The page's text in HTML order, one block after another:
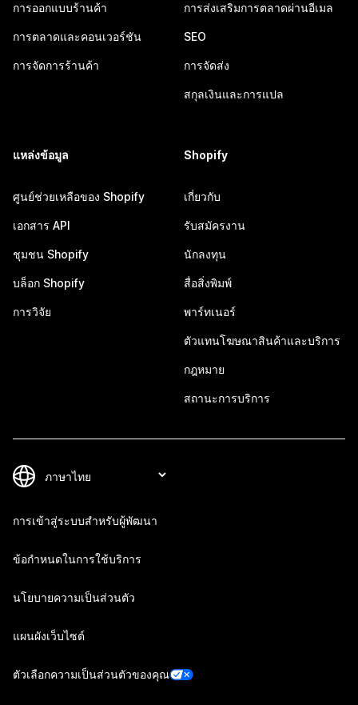
การออกแบบร้านค้า
การตลาดและคอนเวอร์ชัน
การจัดการร้านค้า
การส่งเสริมการตลาดผ่านอีเมล
SEO
การจัดส่ง
สกุลเงินและการแปล
แหล่งข้อมูล
ศูนย์ช่วยเหลือของ Shopify
เอกสาร API
ชุมชน Shopify
บล็อก Shopify
การวิจัย
Shopify
เกี่ยวกับ
รับสมัครงาน
นักลงทุน
สื่อสิ่งพิมพ์
พาร์ทเนอร์
ตัวแทนโฆษณาสินค้าและบริการ
กฎหมาย
สถานะการบริการ
การเข้าสู่ระบบสำหรับผู้พัฒนา
ข้อกำหนดในการใช้บริการ
นโยบายความเป็นส่วนตัว
แผนผังเว็บไซต์
ตัวเลือกความเป็นส่วนตัวของคุณ